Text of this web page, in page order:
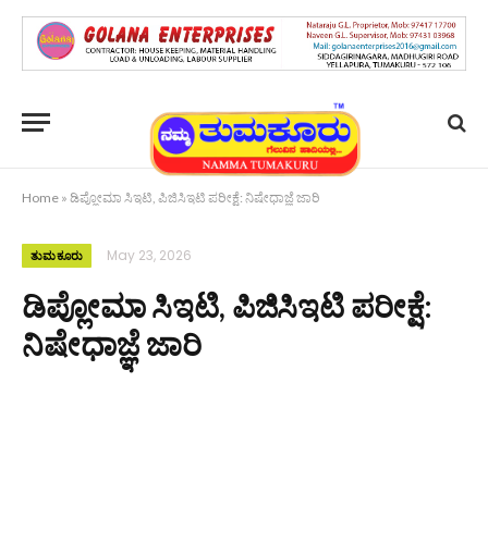
Home » ಡಿಪ್ಲೋಮಾ ಸಿಇಟಿ, ಪಿಜಿಸಿಇಟಿ ಪರೀಕ್ಷೆ: ನಿಷೇಧಾಜ್ಞೆ ಜಾರಿ
ತುಮಕೂರು May 23, 2026
ಡಿಪ್ಲೋಮಾ ಸಿಇಟಿ, ಪಿಜಿಸಿಇಟಿ ಪರೀಕ್ಷೆ:
ನಿಷೇಧಾಜ್ಞೆ ಜಾರಿ